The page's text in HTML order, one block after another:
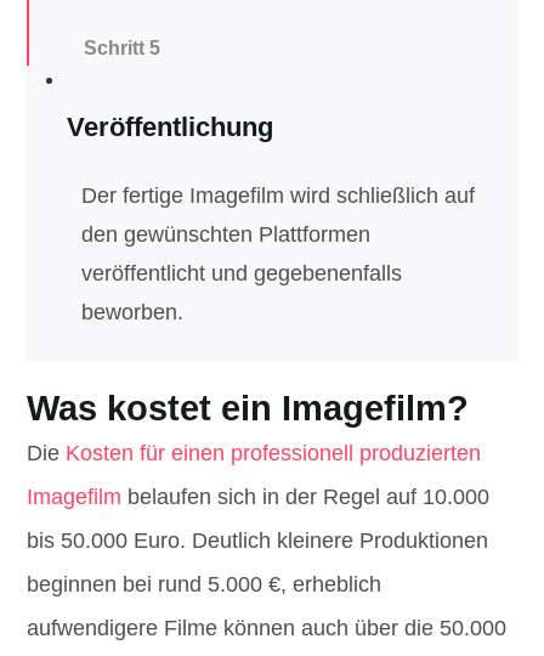
Schritt 5
Veröffentlichung
Der fertige Imagefilm wird schließlich auf
den gewünschten Plattformen
veröffentlicht und gegebenenfalls
beworben.
Was kostet ein Imagefilm?
Die Kosten für einen professionell produzierten
Imagefilm belaufen sich in der Regel auf 10.000
bis 50.000 Euro. Deutlich kleinere Produktionen
beginnen bei rund 5.000 €, erheblich
aufwendigere Filme können auch über die 50.000